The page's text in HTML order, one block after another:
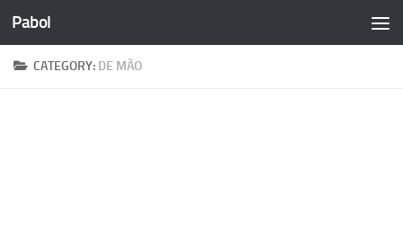
Skip to content
Pabol
CATEGORY: DE MÃO